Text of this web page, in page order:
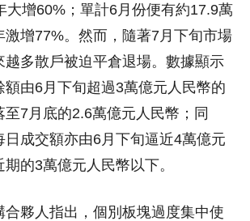
大增60%；單計6月份便有約17.9萬
激增77%。然而，隨著7月下旬市場
越多散戶被迫平倉退場。數據顯示
額由6月下旬超過3萬億元人民幣的
至7月底的2.6萬億元人民幣；同
日成交額亦由6月下旬逼近4萬億元
的3萬億元人民幣以下。
合夥人指出，個別板塊過度集中使